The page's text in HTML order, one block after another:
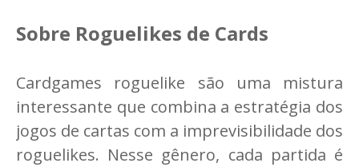
Sobre Roguelikes de Cards
Cardgames roguelike são uma mistura
interessante que combina a estratégia dos
jogos de cartas com a imprevisibilidade dos
roguelikes. Nesse gênero, cada partida é